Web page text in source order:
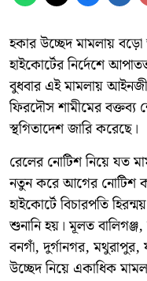
হকার উচ্ছেদ মামলায় বড়ো
হাইকোর্টের নির্দেশে
বুধবার এই মামলায়
ফিরদৌস শামীমের
স্থগিতাদেশ জারি করেছে।
রেলের নোটিশ নিয়ে যত
নতুন করে আগের নোটিশ
হাইকোর্টে বিচারপতি
শুনানি হয়। মূলত
বনগাঁ, দুর্গানগর,
উচ্ছেদ নিয়ে একাধিক